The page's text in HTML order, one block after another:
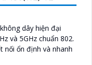
dây hiện đại
và 5GHz chuẩn 802.
nối ổn định và nhanh